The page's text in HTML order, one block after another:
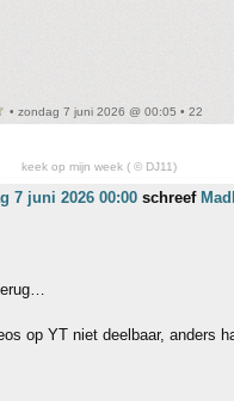
• zondag 7 juni 2026 @ 00:05 • 22
keek op mijn week ( © DJ11)
7 juni 2026 00:00 schreef
op YT niet deelbaar, anders